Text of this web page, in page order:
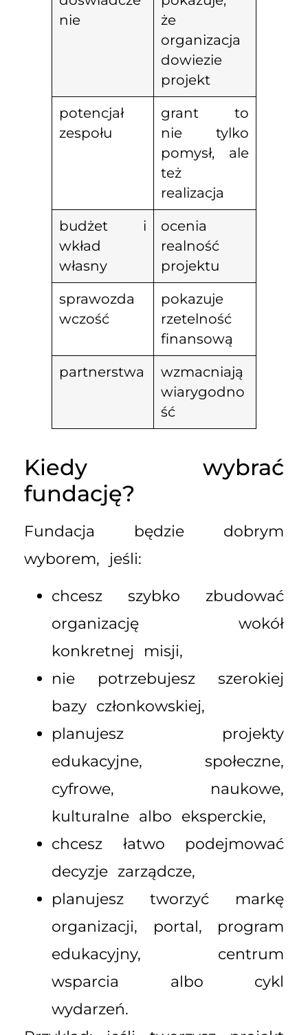
nie
że
organizacja
dowiezie
projekt
potencjał
zespołu
grant to
nie tylko
pomysł, ale
też
realizacja
budżet i
wkład
własny
ocenia
realność
projektu
sprawozda
wczość
pokazuje
rzetelność
finansową
partnerstwa
wzmacniają
wiarygodno
ść
Kiedy wybrać
fundację?
Fundacja będzie dobrym
wyborem, jeśli:
chcesz szybko zbudować
organizację wokół
konkretnej misji,
nie potrzebujesz szerokiej
bazy członkowskiej,
planujesz projekty
edukacyjne, społeczne,
cyfrowe, naukowe,
kulturalne albo eksperckie,
chcesz łatwo podejmować
decyzje zarządcze,
planujesz tworzyć markę
organizacji, portal, program
edukacyjny, centrum
wsparcia albo cykl
wydarzeń.